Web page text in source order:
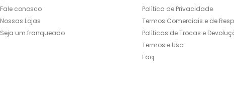
Fale conosco
Nossas Lojas
Seja um franqueado
Política de Privacidade
Termos Comerciais e de
Políticas de Trocas e
Termos e Uso
Faq